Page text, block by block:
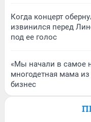
Когда концерт
извинился перед
под ее голос
«Мы начали в самое
многодетная мама
бизнес